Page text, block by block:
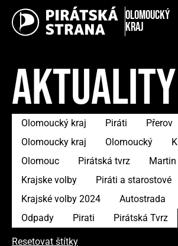
Olomoucký
kraj
AKTUALITY
Olomoucký kraj Piráti Přerov
Olomoucky kraj
Olomoucký
Olomouc
Pirátská tvrz
Krajske volby
Piráti a starostové
Krajské volby 2024
Autostrada
Odpady
Pirati Pirátská Tvrz
Resetovat štítky